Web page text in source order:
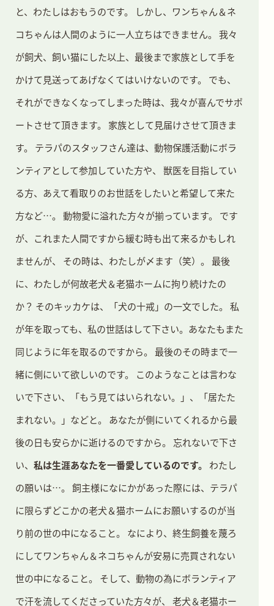
と、わたしはおもうのです。
しかし、ワンちゃん＆ネ
コちゃんは人間のように一人立ちはできません。
我々
が飼犬、飼い猫にした以上、最後まで家族として手を
かけて見送ってあげなくてはいけないのです。
でも、
それができなくなってしまった時は、我々が喜んでサポ
ートさせて頂きます。 家族として見届けさせて頂きま
す。
テラパのスタッフさん達は、動物保護活動にボラ
ンティアとして参加していた方や、 獣医を目指してい
る方、あえて看取りのお世話をしたいと希望して来た
方など…。 動物愛に溢れた方々が揃っています。
です
が、これまた人間ですから緩む時も出て来るかもしれ
ませんが、 その時は、わたしが〆ます（笑）。
最後
に、わたしが何故老犬＆老猫ホームに拘り続けたの
か？ そのキッカケは、「犬の十戒」の一文でした。 私
が年を取っても、私の世話はして下さい。あなたもまた
同じように年を取るのですから。
最後のその時まで一
緒に側にいて欲しいのです。
このようなことは言わな
いで下さい、「もう見てはいられない。」、「居たた
まれない。」などと。
あなたが側にいてくれるから最
後の日も安らかに逝けるのですから。
忘れないで下さ
い、 私は生涯あなたを一番愛しているのです。
わたし
の願いは…。
飼主様になにかがあった際には、テラパ
に限らずどこかの老犬＆猫ホームにお願いするのが当
り前の世の中になること。
なにより、終生飼養を蔑ろ
にしてワンちゃん＆ネコちゃんが安易に売買されない
世の中になること。 そして、動物の為にボランティア
で汗を流してくださっていた方々が、 老犬＆老猫ホー